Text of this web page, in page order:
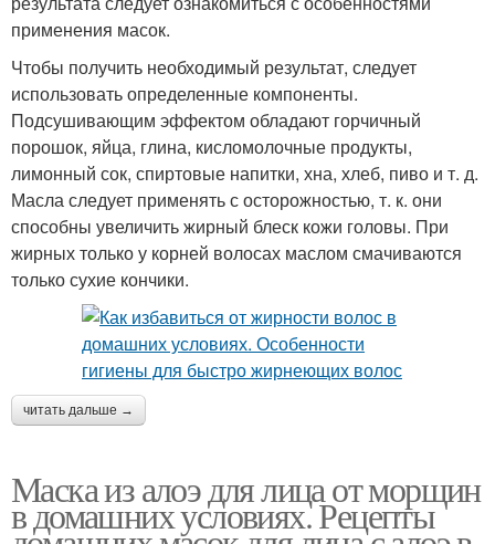
применения масок.
Чтобы получить необходимый результат, следует
использовать определенные компоненты.
Подсушивающим эффектом обладают горчичный
порошок, яйца, глина, кисломолочные продукты,
лимонный сок, спиртовые напитки, хна, хлеб, пиво и т. д.
Масла следует применять с осторожностью, т. к. они
способны увеличить жирный блеск кожи головы. При
жирных только у корней волосах маслом смачиваются
только сухие кончики.
читать дальше →
Маска из алоэ для лица от морщин
в домашних условиях. Рецепты